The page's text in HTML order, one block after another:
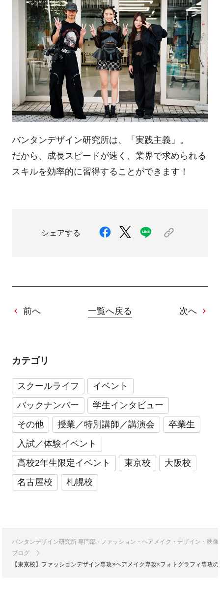
バンタンデザイン研究所は、「実践主義」。
だから、成長スピードが速く、業界で求められる
スキルを効率的に習得することができます！
シェアする
前へ 一覧へ戻る 次へ
カテゴリ
スクールライフ
イベント
バックナンバー
学生インタビュー
その他
授業／特別講師／講演会
卒業生
入試／体験イベント
高校2年生限定イベント
東京校
大阪校
名古屋校
札幌校
バンタンデザイン研究所 専門部 - ファッション・ヘアメイク・デザイン・映
ブログ
【東京校】ファッションデザイン専攻×ヘアメイク専攻×フォトグラフィ専攻